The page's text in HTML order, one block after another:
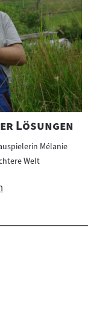
Lösungen
Mélanie
Welt